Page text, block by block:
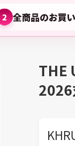
2 全商品のお買
THE